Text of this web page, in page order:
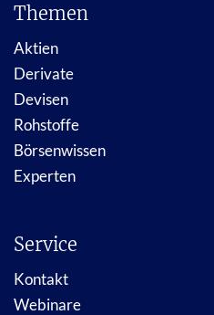
Themen
Aktien
Derivate
Devisen
Rohstoffe
Börsenwissen
Experten
Service
Kontakt
Webinare